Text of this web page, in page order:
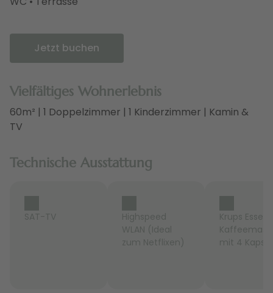
Jetzt buchen
Vielfältiges Wohnerlebnis
60m² | 1 Doppelzimmer | 1 Kinderzimmer | Kamin &
TV
Technische Ausstattung
SAT-TV
Highspeed
WLAN (Ideal
zum Netflixen)
Krups
mit 4